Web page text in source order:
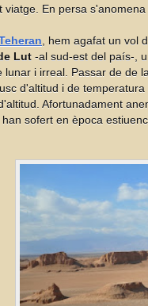
viatge. En persa s'anomena
, hem agafat un vol
Lut -al sud-est del país-,
lunar i irreal. Passar de de
d'altitud i de
Afortunadament
sofert en època